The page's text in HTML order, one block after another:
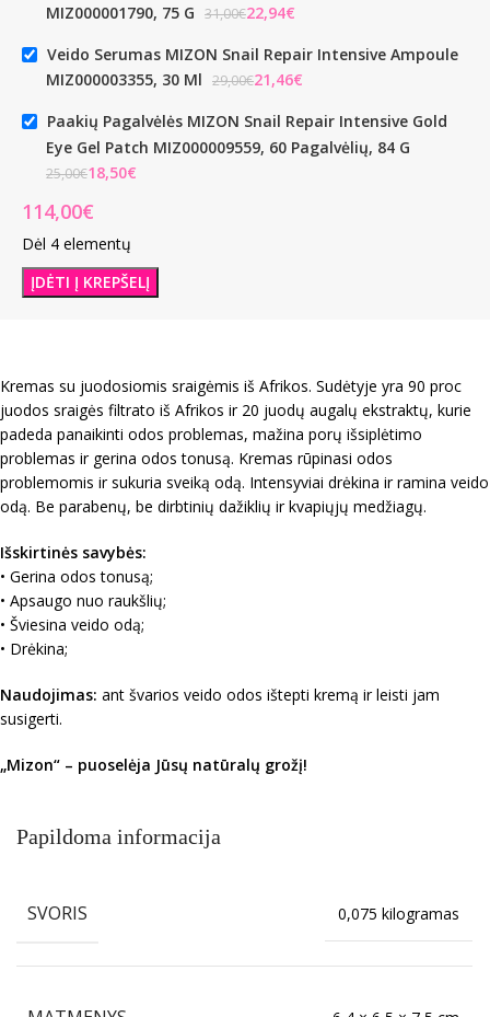
MIZ000001790, 75 G
€ €
Veido Serumas MIZON Snail Repair Intensive Ampoule
MIZ000003355, 30 Ml
€ €
Paakių Pagalvėlės MIZON Snail Repair Intensive Gold
Eye Gel Patch MIZ000009559, 60 Pagalvėlių, 84 G
€ €
Dėl 4 elementų
ĮDĖTI Į KREPŠELĮ
Kremas su juodosiomis sraigėmis iš Afrikos. Sudėtyje yra 90 proc
juodos sraigės filtrato iš Afrikos ir 20 juodų augalų ekstraktų, kurie
padeda panaikinti odos problemas, mažina porų išsiplėtimo
problemas ir gerina odos tonusą. Kremas rūpinasi odos
problemomis ir sukuria sveiką odą. Intensyviai drėkina ir ramina veido
odą. Be parabenų, be dirbtinių dažiklių ir kvapiųjų medžiagų.
Išskirtinės savybės:
• Gerina odos tonusą;
• Apsaugo nuo raukšlių;
• Šviesina veido odą;
• Drėkina;
Naudojimas: ant švarios veido odos ištepti kremą ir leisti jam
susigerti.
„Mizon“ – puoselėja Jūsų natūralų grožį!
Papildoma informacija
SVORIS 0,075 kilogramas